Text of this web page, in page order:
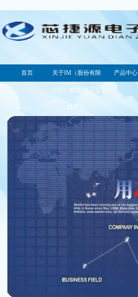
首页 关于IM（股份有限
公司）电竞-电子竞
技平台
产品中心